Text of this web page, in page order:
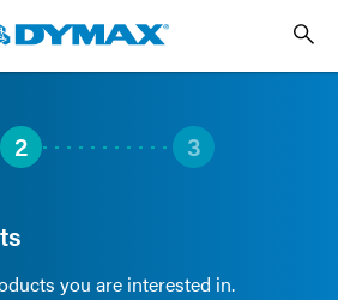
2 3
you are interested in.